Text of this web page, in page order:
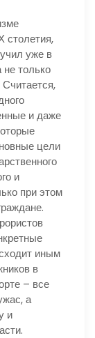
столетия,
уже в
только
и даже
цели
и
при этом
иным
в
– все
а
и